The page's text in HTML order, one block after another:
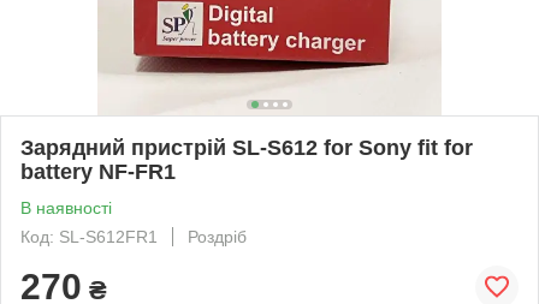
Зарядний пристрій SL-S612 for Sony fit for
battery NF-FR1
В наявності
Код: SL-S612FR1
Роздріб
270 ₴